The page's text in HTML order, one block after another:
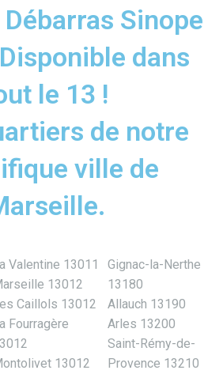
Sinope
dans
le 13 !
de notre
ville de
Valentine 13011
13012
Caillols 13012
Fourragère
13012
Gignac-la-Nerthe
13180
Allauch 13190
Arles 13200
Saint-Rémy-de-
Provence 13210